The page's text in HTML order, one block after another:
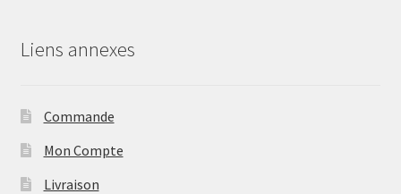
Liens annexes
Commande
Mon Compte
Livraison